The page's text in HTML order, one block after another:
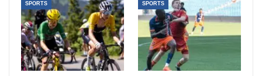
SPORTS SPORTS